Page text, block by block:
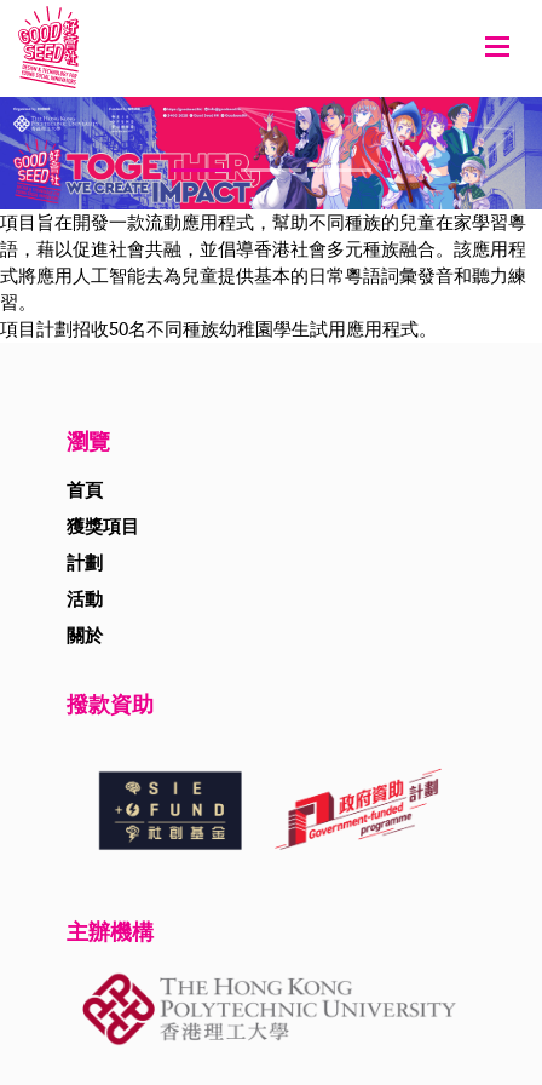
項目旨在開發一款流動應用程式，幫助不同種族的兒童在家學習粵
語，藉以促進社會共融，並倡導香港社會多元種族融合。該應用程
式將應用人工智能去為兒童提供基本的日常粵語詞彙發音和聽力練
習。
項目計劃招收50名不同種族幼稚園學生試用應用程式。
瀏覽
首頁
獲獎項目
計劃
活動
關於
撥款資助
主辦機構